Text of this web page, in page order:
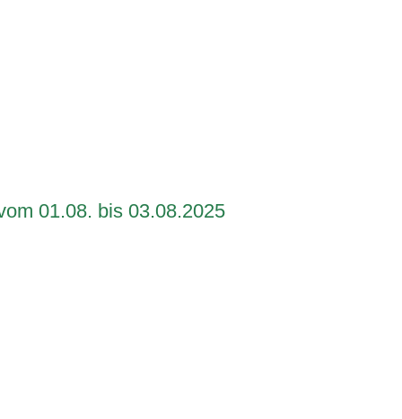
01.08. bis 03.08.2025